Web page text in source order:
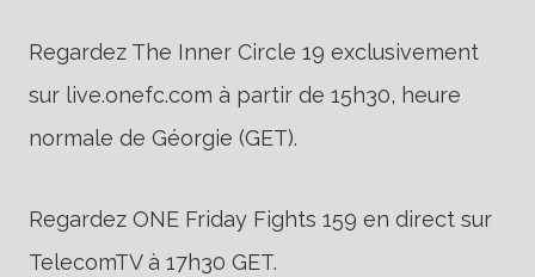
Regardez The Inner Circle 19 exclusivement
sur live.onefc.com à partir de 15h30, heure
normale de Géorgie (GET).
Regardez ONE Friday Fights 159 en direct sur
TelecomTV à 17h30 GET.